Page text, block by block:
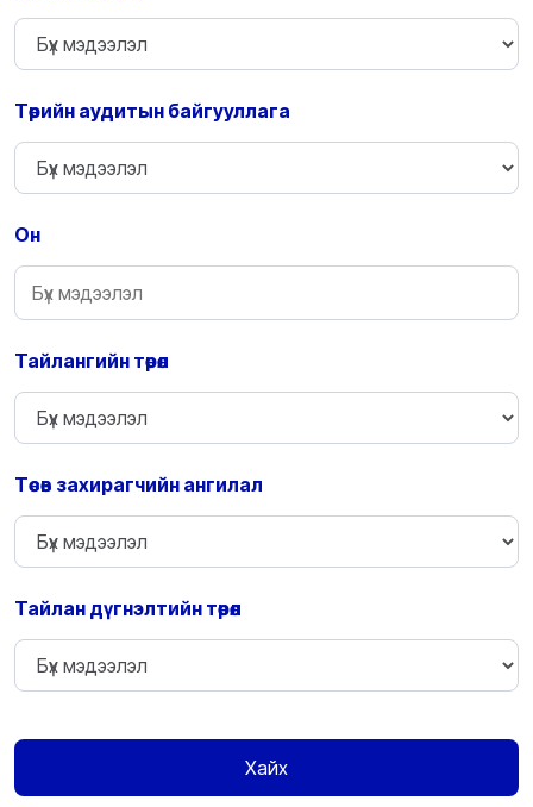
Төрийн аудитын байгууллага
Он
Тайлангийн төрөл
Төсөв захирагчийн ангилал
Тайлан дүгнэлтийн төрөл
Хайх